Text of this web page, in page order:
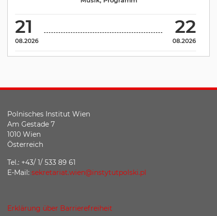
21
08.2026
22
08.2026
Polnisches Institut Wien
Am Gestade 7
1010 Wien
Österreich
Tel.: +43/ 1/ 533 89 61
E-Mail: sekretariat.wien@instytutpolski.pl
Erklärung über Barrierefreiheit